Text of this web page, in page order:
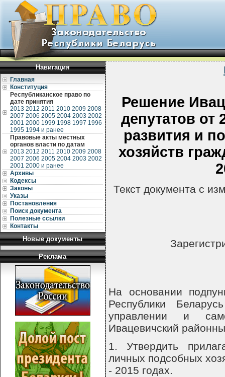
Навигация
Главная
Конституция
Республиканское право по
дате принятия
2013 2012 2011 2010 2009 2008
2007 2006 2005 2004 2003 2002
2001 2000 1999 1998 1997 1996
1995 1994 и ранее
Правовые акты местных
органов власти по датам
2013 2012 2011 2010 2009 2008
2007 2006 2005 2004 2003 2002
2001 2000 и ранее
Архивы
Кодексы
Законы
Указы
Постановления
Поиск документа
Полезные ссылки
Контакты
Новые документы
Реклама
Решение
депутатов
развития и
хозяйств
Текст документа с
На основании
Республики
управлении и
Ивацевичский
1. Утвердить
личных подсобных
- 2015 годах.